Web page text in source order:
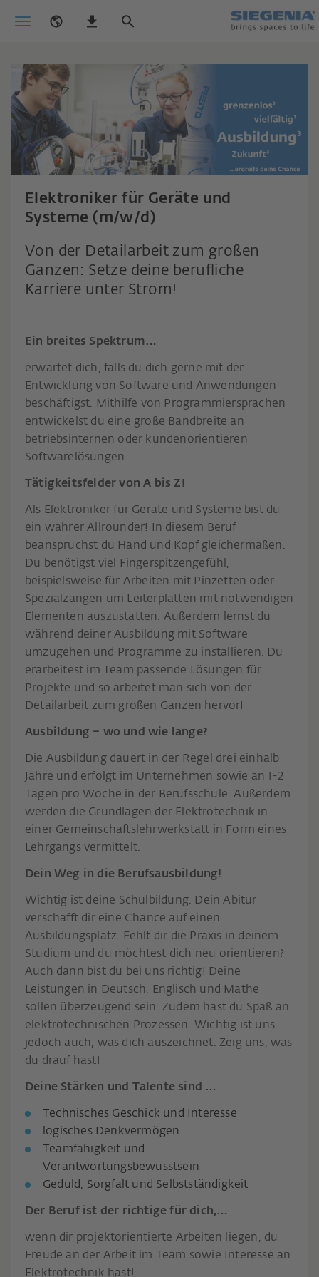
Elektroniker für Geräte und
Systeme (m/w/d)
Von der Detailarbeit zum großen
Ganzen: Setze deine berufliche
Karriere unter Strom!
Ein breites Spektrum…
erwartet dich, falls du dich gerne mit der
Entwicklung von Software und Anwendungen
beschäftigst. Mithilfe von Programmiersprachen
entwickelst du eine große Bandbreite an
betriebsinternen oder kundenorientieren
Softwarelösungen.
Tätigkeitsfelder von A bis Z!
Als Elektroniker für Geräte und Systeme bist du
ein wahrer Allrounder! In diesem Beruf
beanspruchst du Hand und Kopf gleichermaßen.
Du benötigst viel Fingerspitzengefühl,
beispielsweise für Arbeiten mit Pinzetten oder
Spezialzangen um Leiterplatten mit notwendigen
Elementen auszustatten. Außerdem lernst du
während deiner Ausbildung mit Software
umzugehen und Programme zu installieren. Du
erarbeitest im Team passende Lösungen für
Projekte und so arbeitet man sich von der
Detailarbeit zum großen Ganzen hervor!
Ausbildung – wo und wie lange?
Die Ausbildung dauert in der Regel drei einhalb
Jahre und erfolgt im Unternehmen sowie an 1-2
Tagen pro Woche in der Berufsschule. Außerdem
werden die Grundlagen der Elektrotechnik in
einer Gemeinschaftslehrwerkstatt in Form eines
Lehrgangs vermittelt.
Dein Weg in die Berufsausbildung!
Wichtig ist deine Schulbildung. Dein Abitur
verschafft dir eine Chance auf einen
Ausbildungsplatz. Fehlt dir die Praxis in deinem
Studium und du möchtest dich neu orientieren?
Auch dann bist du bei uns richtig! Deine
Leistungen in Deutsch, Englisch und Mathe
sollen überzeugend sein. Zudem hast du Spaß an
elektrotechnischen Prozessen. Wichtig ist uns
jedoch auch, was dich auszeichnet. Zeig uns, was
du drauf hast!
Deine Stärken und Talente sind …
Technisches Geschick und Interesse
logisches Denkvermögen
Teamfähigkeit und
Verantwortungsbewusstsein
Geduld, Sorgfalt und Selbstständigkeit
Der Beruf ist der richtige für dich,…
wenn dir projektorientierte Arbeiten liegen, du
Freude an der Arbeit im Team sowie Interesse an
Elektrotechnik hast!